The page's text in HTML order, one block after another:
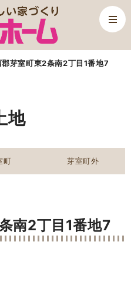
郡芽室町東2条南2丁目1番地7
地
町 芽室町外
南2丁目1番地7